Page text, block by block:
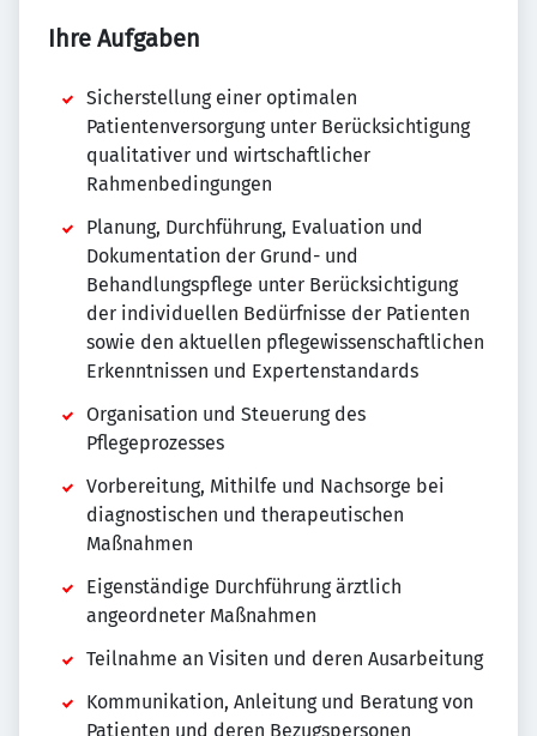
Ihre Aufgaben
Sicherstellung einer optimalen
Patientenversorgung unter Berücksichtigung
qualitativer und wirtschaftlicher
Rahmenbedingungen
Planung, Durchführung, Evaluation und
Dokumentation der Grund- und
Behandlungspflege unter Berücksichtigung
der individuellen Bedürfnisse der Patienten
sowie den aktuellen pflegewissenschaftlichen
Erkenntnissen und Expertenstandards
Organisation und Steuerung des
Pflegeprozesses
Vorbereitung, Mithilfe und Nachsorge bei
diagnostischen und therapeutischen
Maßnahmen
Eigenständige Durchführung ärztlich
angeordneter Maßnahmen
Teilnahme an Visiten und deren Ausarbeitung
Kommunikation, Anleitung und Beratung von
Patienten und deren Bezugspersonen